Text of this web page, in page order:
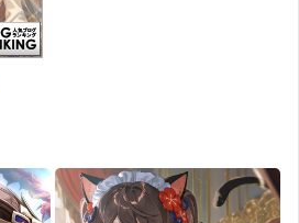
クロSDエクス
プレスカード
256GB)
【Amazon.co.jp